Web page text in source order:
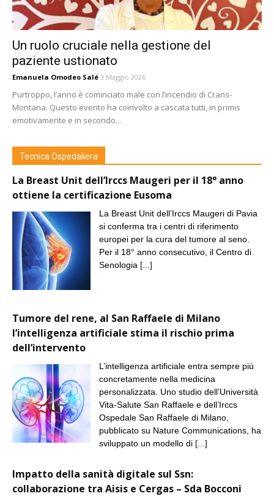
Un ruolo cruciale nella gestione del
paziente ustionato
Emanuela Omodeo Salé 3 Maggio 2026
Purtroppo, l’anno è cominciato male con l’incendio di Crans-
Montana. Questo evento ha coinvolto a cascata tutti, in primis
emotivamente e in secondo...
Tecnica Ospedaliera
La Breast Unit dell’Irccs Maugeri per il 18° anno
ottiene la certificazione Eusoma
La Breast Unit dell’Irccs Maugeri di Pavia
si conferma tra i centri di riferimento
europei per la cura del tumore al seno.
Per il 18° anno consecutivo, il Centro di
Senologia [...]
Tumore del rene, al San Raffaele di Milano
l’intelligenza artificiale stima il rischio prima
dell’intervento
L’intelligenza artificiale entra sempre più
concretamente nella medicina
personalizzata. Uno studio dell’Università
Vita-Salute San Raffaele e dell’Irccs
Ospedale San Raffaele di Milano,
pubblicato su Nature Communications, ha
sviluppato un modello di [...]
Impatto della sanità digitale sul Ssn:
collaborazione tra Aisis e Cergas – Sda Bocconi